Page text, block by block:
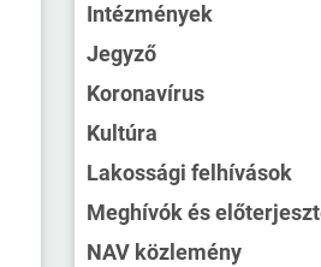
Intézmények
Jegyző
Koronavírus
Kultúra
Lakossági felhívások
Meghívók és
NAV közlemény